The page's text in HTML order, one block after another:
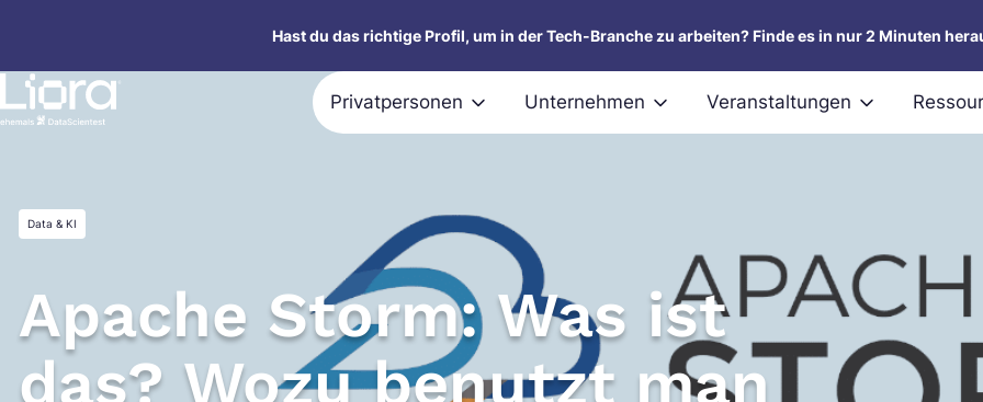
springen
Hast du das richtige Profil, um in der Tech-Branche zu arbeiten? Finde es in nur 2 Minuten
Privatpersonen Unternehmen Veranstaltungen
Data & KI
Apache Storm: Was ist
das? Wozu benutzt man